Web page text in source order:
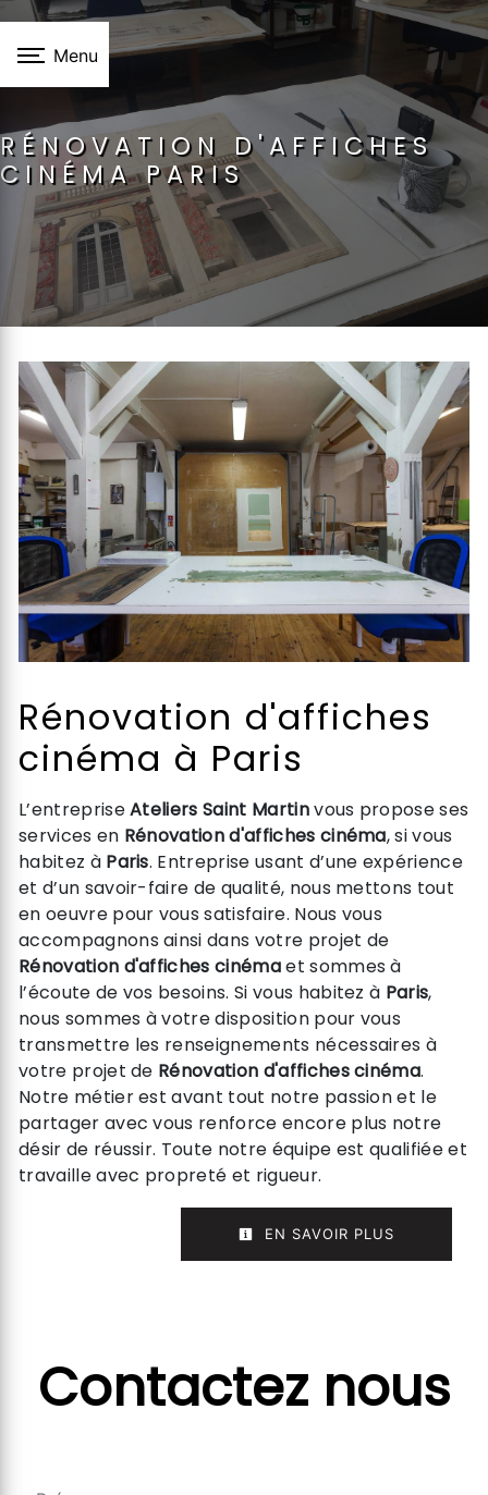
Menu
RÉNOVATION D'AFFICHES
CINÉMA PARIS
Rénovation d'affiches
cinéma à Paris
L’entrepriseAteliers Saint Martinvous propose ses
services en Rénovation d'affiches cinéma, si vous
habitez à Paris. Entreprise usant d’une expérience
et d’un savoir-faire de qualité, nous mettons tout
en oeuvre pour vous satisfaire. Nous vous
accompagnons ainsi dans votre projet de
Rénovation d'affiches cinémaet sommes à
l’écoute de vos besoins. Si vous habitez à Paris,
nous sommes à votre disposition pour vous
transmettre les renseignements nécessaires à
votre projet de Rénovation d'affiches cinéma.
Notre métier est avant tout notre passion et le
partager avec vous renforce encore plus notre
désir de réussir. Toute notre équipe est qualifiée et
travaille avec propreté et rigueur.
EN SAVOIR PLUS
Contactez nous
Panneau de gestion des cookies